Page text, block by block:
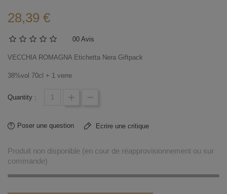
28,39 €
00 Avis
VECCHIA ROMAGNA Etichetta Nera Giftpack
38%vol 70cl + 1 verre
Quantity :
Poser une question Ecrire une critique
Produit non disponible (en cour de réapprovisionnement ou sur
commande)